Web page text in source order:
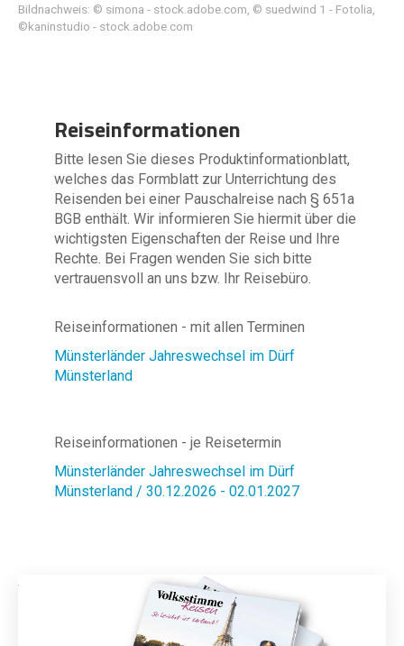
Bildnachweis: © simona - stock.adobe.com, © suedwind 1 - Fotolia,
©kaninstudio - stock.adobe.com
Reiseinformationen
Bitte lesen Sie dieses Produktinformationblatt,
welches das Formblatt zur Unterrichtung des
Reisenden bei einer Pauschalreise nach § 651a
BGB enthält. Wir informieren Sie hiermit über die
wichtigsten Eigenschaften der Reise und Ihre
Rechte. Bei Fragen wenden Sie sich bitte
vertrauensvoll an uns bzw. Ihr Reisebüro.
Reiseinformationen - mit allen Terminen
Münsterländer Jahreswechsel im Dürf
Münsterland
Reiseinformationen - je Reisetermin
Münsterländer Jahreswechsel im Dürf
Münsterland / 30.12.2026 - 02.01.2027